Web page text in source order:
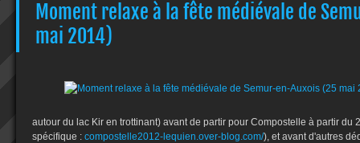
Moment relaxe à la fête médiévale de
mai 2014)
autour du lac Kir en trottinant) avant de partir pour Compostelle à partir du
spécifique : compostelle2012-lequien.over-blog.com/), et avant d'autres